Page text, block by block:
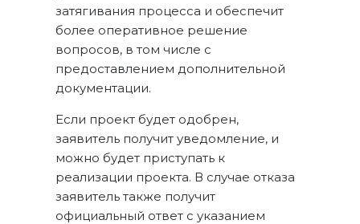
затягивания процесса и обеспечит
более оперативное решение
вопросов, в том числе с
предоставлением дополнительной
документации.
Если проект будет одобрен,
заявитель получит уведомление, и
можно будет приступать к
реализации проекта. В случае отказа
заявитель также получит
официальный ответ с указанием